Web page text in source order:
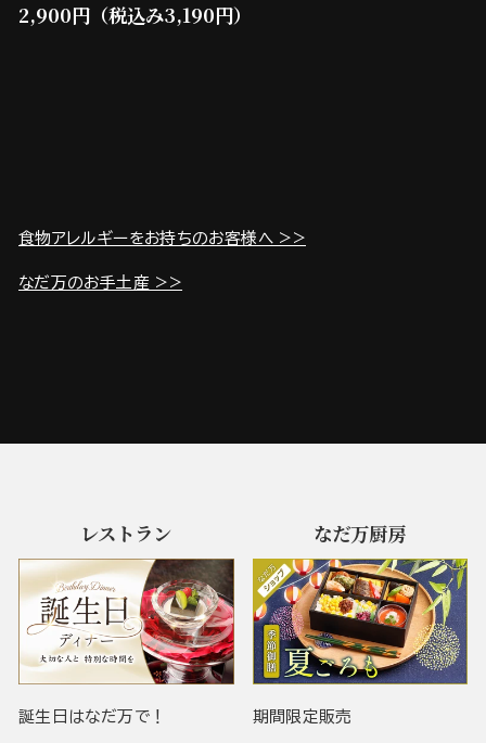
2,900円（税込み3,190円）
食物アレルギーをお持ちのお客様へ >>
なだ万のお手土産 >>
レストラン
誕生日はなだ万で！
なだ万厨房
期間限定販売